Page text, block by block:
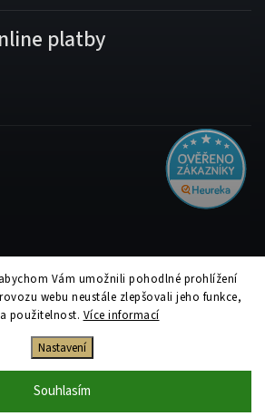
Vám umožnili pohodlné prohlížení
webu neustále zlepšovali jeho funkce,
použitelnost. Více informací
Nastavení
Souhlasím
platby
. Všechna práva vyhrazena.
nastavení cookies
| DesignShoptak.cz